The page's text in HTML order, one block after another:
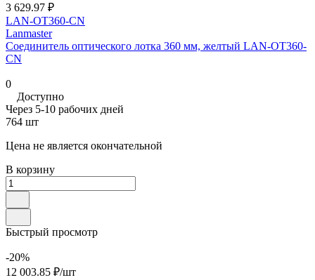
3 629.97 ₽
LAN-OT360-CN
Lanmaster
Соединитель оптического лотка 360 мм, желтый LAN-OT360-
CN
0
Доступно
Через 5-10 рабочих дней
764 шт
Цена не является окончательной
В корзину
Быстрый просмотр
-20%
12 003.85 ₽/шт